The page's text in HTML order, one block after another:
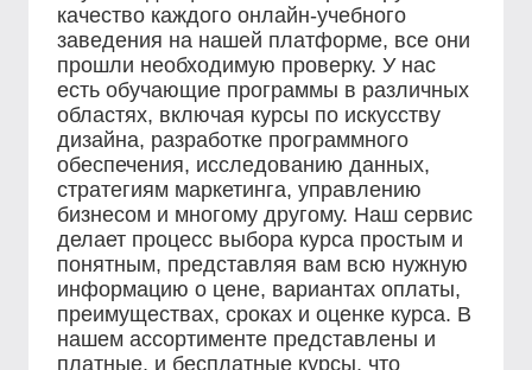
качество каждого онлайн-учебного
заведения на нашей платформе, все они
прошли необходимую проверку. У нас
есть обучающие программы в различных
областях, включая курсы по искусству
дизайна, разработке программного
обеспечения, исследованию данных,
стратегиям маркетинга, управлению
бизнесом и многому другому. Наш сервис
делает процесс выбора курса простым и
понятным, представляя вам всю нужную
информацию о цене, вариантах оплаты,
преимуществах, сроках и оценке курса. В
нашем ассортименте представлены и
платные, и бесплатные курсы, что